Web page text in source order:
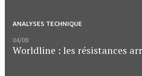
ANALYSES TECHNIQUE
04/08
Worldline : les résistances